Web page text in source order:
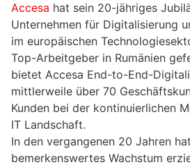
Accesa hat sein 20-jähriges
Unternehmen für Digitalisierung
im europäischen
Top-Arbeitgeber in Rumänien
bietet Accesa End-to-End-
mittlerweile über 70
Kunden bei der kontinuierlichen
IT Landschaft.
In den vergangenen 20 Jahren
bemerkenswertes Wachstum